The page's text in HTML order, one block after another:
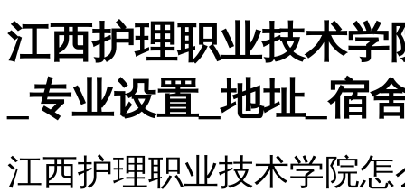
江西护理职业技术
_专业设置_地址_宿
江西护理职业技术学院